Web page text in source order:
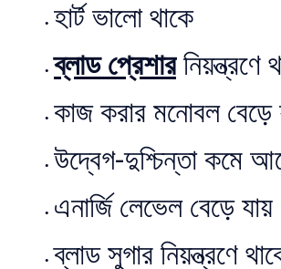
হার্ট ভালো থাকে
ব্লাড প্রেশারনিয়ন্ত্রণে
কাজ করার মনোবল বেড়ে
উদ্বেগ-দুশ্চিন্তা কমে
এনার্জি লেভেল বেড়ে যায়
ব্লাড সুগার নিয়ন্ত্রণে